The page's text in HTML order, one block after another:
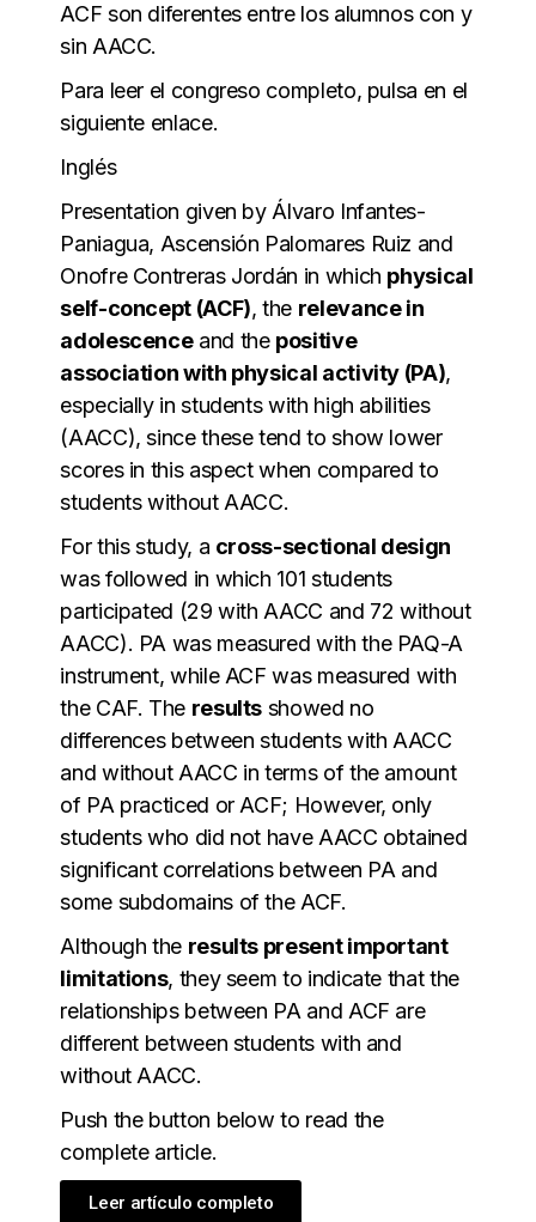
ACF son diferentes entre los alumnos con y
sin AACC.
Para leer el congreso completo, pulsa en el
siguiente enlace.
Inglés
Presentation given by Álvaro Infantes-
Paniagua, Ascensión Palomares Ruiz and
Onofre Contreras Jordán in which physical
self-concept (ACF), the relevance in
adolescenceand the positive
association with physical activity (PA),
especially in students with high abilities
(AACC), since these tend to show lower
scores in this aspect when compared to
students without AACC.
For this study, a cross-sectional design
was followed in which 101 students
participated (29 with AACC and 72 without
AACC). PA was measured with the PAQ-A
instrument, while ACF was measured with
the CAF. The results showed no
differences between students with AACC
and without AACC in terms of the amount
of PA practiced or ACF; However, only
students who did not have AACC obtained
significant correlations between PA and
some subdomains of the ACF.
Although the results present important
limitations, they seem to indicate that the
relationships between PA and ACF are
different between students with and
without AACC.
Push the button below to read the
complete article.
Leer artículo completo